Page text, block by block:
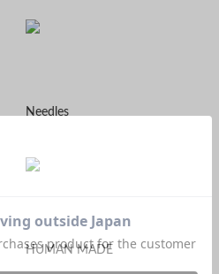
Needles
HUMAN MADE